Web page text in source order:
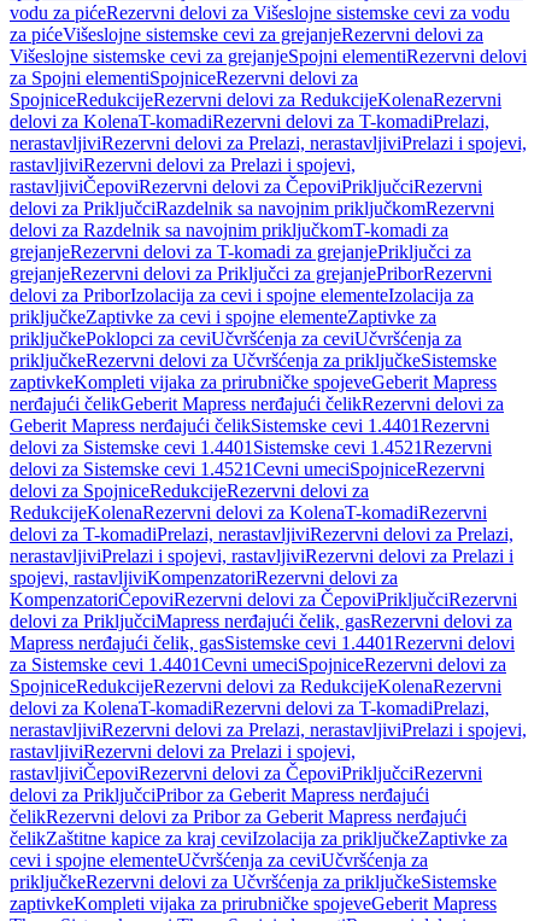
vodu za pićeRezervni delovi za Višeslojne sistemske cevi za vodu
za pićeVišeslojne sistemske cevi za grejanjeRezervni delovi za
Višeslojne sistemske cevi za grejanjeSpojni elementiRezervni delovi
za Spojni elementiSpojniceRezervni delovi za
SpojniceRedukcijeRezervni delovi za RedukcijeKolenaRezervni
delovi za KolenaT-komadiRezervni delovi za T-komadiPrelazi,
nerastavljiviRezervni delovi za Prelazi, nerastavljiviPrelazi i spojevi,
rastavljiviRezervni delovi za Prelazi i spojevi,
rastavljiviČepoviRezervni delovi za ČepoviPriključciRezervni
delovi za PriključciRazdelnik sa navojnim priključkomRezervni
delovi za Razdelnik sa navojnim priključkomT-komadi za
grejanjeRezervni delovi za T-komadi za grejanjePriključci za
grejanjeRezervni delovi za Priključci za grejanjePriborRezervni
delovi za PriborIzolacija za cevi i spojne elementeIzolacija za
priključkeZaptivke za cevi i spojne elementeZaptivke za
priključkePoklopci za ceviUčvršćenja za ceviUčvršćenja za
priključkeRezervni delovi za Učvršćenja za priključkeSistemske
zaptivkeKompleti vijaka za prirubničke spojeveGeberit Mapress
nerđajući čelikGeberit Mapress nerđajući čelikRezervni delovi za
Geberit Mapress nerđajući čelikSistemske cevi 1.4401Rezervni
delovi za Sistemske cevi 1.4401 Sistemske cevi 1.4521Rezervni
delovi za Sistemske cevi 1.4521Cevni umeciSpojniceRezervni
delovi za SpojniceRedukcijeRezervni delovi za
RedukcijeKolenaRezervni delovi za KolenaT-komadiRezervni
delovi za T-komadiPrelazi, nerastavljiviRezervni delovi za Prelazi,
nerastavljiviPrelazi i spojevi, rastavljiviRezervni delovi za Prelazi i
spojevi, rastavljiviKompenzatoriRezervni delovi za
KompenzatoriČepoviRezervni delovi za ČepoviPriključciRezervni
delovi za PriključciMapress nerđajući čelik, gasRezervni delovi za
Mapress nerđajući čelik, gasSistemske cevi 1.4401Rezervni delovi
za Sistemske cevi 1.4401Cevni umeciSpojniceRezervni delovi za
SpojniceRedukcijeRezervni delovi za RedukcijeKolenaRezervni
delovi za KolenaT-komadiRezervni delovi za T-komadiPrelazi,
nerastavljiviRezervni delovi za Prelazi, nerastavljiviPrelazi i spojevi,
rastavljiviRezervni delovi za Prelazi i spojevi,
rastavljiviČepoviRezervni delovi za ČepoviPriključciRezervni
delovi za PriključciPribor za Geberit Mapress nerđajući
čelikRezervni delovi za Pribor za Geberit Mapress nerđajući
čelikZaštitne kapice za kraj ceviIzolacija za priključkeZaptivke za
cevi i spojne elementeUčvršćenja za ceviUčvršćenja za
priključkeRezervni delovi za Učvršćenja za priključkeSistemske
zaptivkeKompleti vijaka za prirubničke spojeveGeberit Mapress